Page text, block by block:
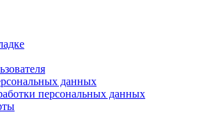
данных
персональных данных